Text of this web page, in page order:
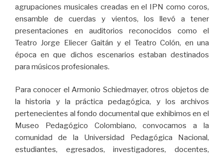
agrupaciones musicales creadas en el IPN como coros,
ensamble de cuerdas y vientos, los llevó a tener
presentaciones en auditorios reconocidos como el
Teatro Jorge Eliecer Gaitán y el Teatro Colón, en una
época en que dichos escenarios estaban destinados
para músicos profesionales.
Para conocer el Armonio Schiedmayer, otros objetos de
la historia y la práctica pedagógica, y los archivos
pertenecientes al fondo documental que exhibimos en el
Museo Pedagógico Colombiano, convocamos a la
comunidad de la Universidad Pedagógica Nacional,
estudiantes, egresados, investigadores, docentes,